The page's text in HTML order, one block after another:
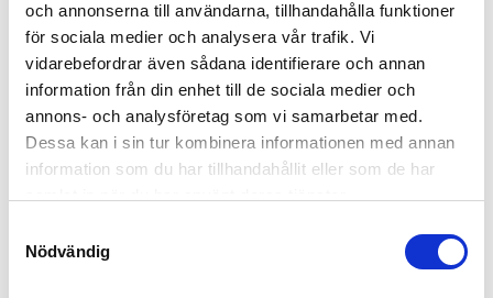
och annonserna till användarna, tillhandahålla funktioner
för sociala medier och analysera vår trafik. Vi
vidarebefordrar även sådana identifierare och annan
information från din enhet till de sociala medier och
annons- och analysföretag som vi samarbetar med.
Dessa kan i sin tur kombinera informationen med annan
information som du har tillhandahållit eller som de har
Nödvändig